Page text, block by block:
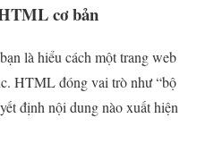
cơ bản
là hiểu cách một trang web
HTML đóng vai trò như “bộ
định nội dung nào xuất hiện